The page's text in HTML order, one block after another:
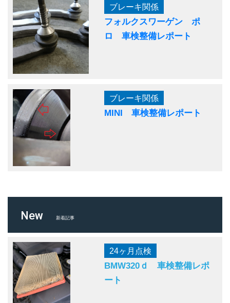
ブレーキ関係
フォルクスワーゲン ポ
ロ 車検整備レポート
ブレーキ関係
MINI 車検整備レポート
New 新着記事
24ヶ月点検
BMW320ｄ 車検整備レポ
ート